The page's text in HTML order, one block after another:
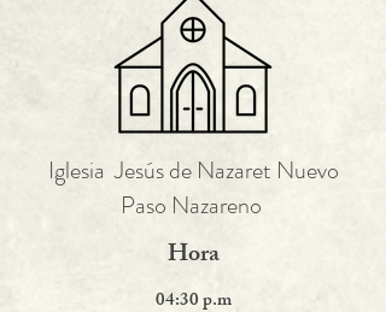
Iglesia Jesús de Nazaret Nuevo
Paso Nazareno
Hora
04:30 p.m